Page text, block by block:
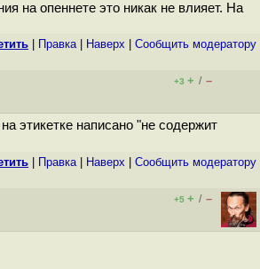
на опеннете это никак не влияет. На
Правка| Наверх Cообщить модератору
+3 + / –
этикетке написано "не содержит
Правка| Наверх Cообщить модератору
+5 + / –